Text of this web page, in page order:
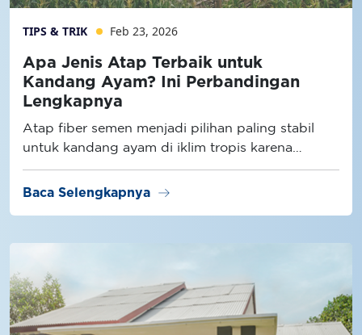
TIPS & TRIK Feb 23, 2026
Apa Jenis Atap Terbaik untuk
Kandang Ayam? Ini Perbandingan
Lengkapnya
Atap fiber semen menjadi pilihan paling stabil
untuk kandang ayam di iklim tropis karena
memiliki konduktivitas panas lebih rendah
dibanding atap metal dan lebih tahan lembap
Baca Selengkapnya arrow_right_alt